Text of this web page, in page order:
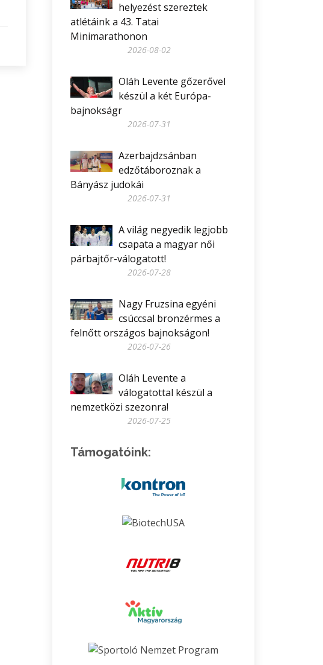
helyezést szereztek
atlétáink a 43. Tatai
Minimarathonon
2026-08-02
Oláh Levente gőzerővel
készül a két Európa-
bajnokságr
2026-07-31
Azerbajdzsánban
edzőtáboroznak a
Bányász judokái
2026-07-31
A világ negyedik legjobb
csapata a magyar női
párbajtőr-válogatott!
2026-07-28
Nagy Fruzsina egyéni
csúccsal bronzérmes a
felnőtt országos bajnokságon!
2026-07-26
Oláh Levente a
válogatottal készül a
nemzetközi szezonra!
2026-07-25
Támogatóink: